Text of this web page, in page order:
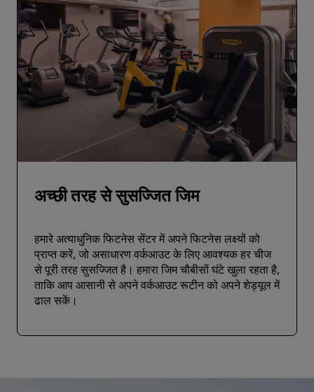
अच्छी तरह से सुसज्जित जिम
हमारे अत्याधुनिक फिटनेस सेंटर में अपने फिटनेस लक्ष्यों को
प्राप्त करें, जो असाधारण वर्कआउट के लिए आवश्यक हर चीज
से पूरी तरह सुसज्जित है। हमारा जिम चौबीसों घंटे खुला रहता है,
ताकि आप आसानी से अपने वर्कआउट रूटीन को अपने शेड्यूल में
ढाल सकें।